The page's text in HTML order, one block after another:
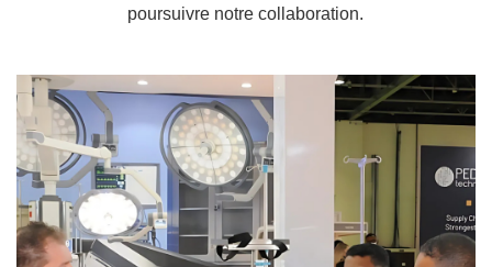
poursuivre notre collaboration.